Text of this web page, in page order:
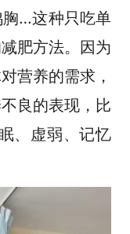
胸…这种只吃单
肥方法。因为
营养的需求，
良的表现，比
、虚弱、记忆